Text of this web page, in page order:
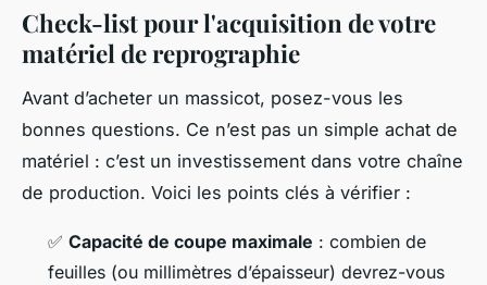
Check-list pour l'acquisition de votre
matériel de reprographie
Avant d’acheter un massicot, posez-vous les
bonnes questions. Ce n’est pas un simple achat de
matériel : c’est un investissement dans votre chaîne
de production. Voici les points clés à vérifier :
✅ Capacité de coupe maximale : combien de
feuilles (ou millimètres d’épaisseur) devrez-vous